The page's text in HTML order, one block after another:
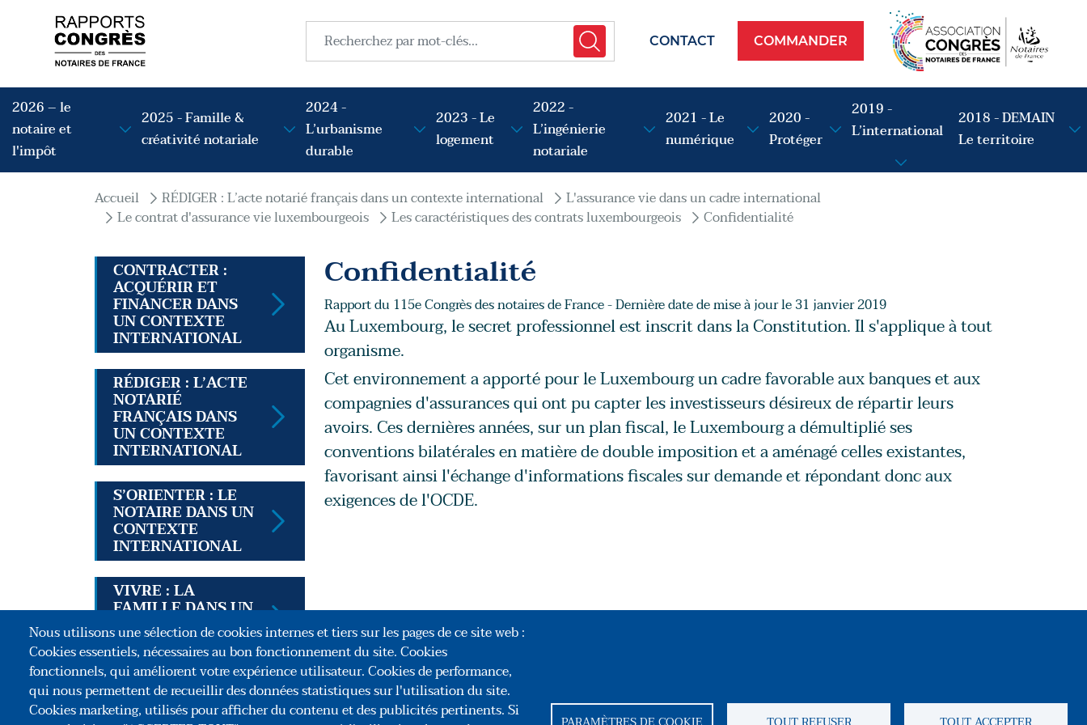
Rechercher
menu top
CONTACT Commander
COMMANDER
Navigation principale
2026 – le
notaire et
l'impôt
2025 - Famille &
créativité notariale
2024 -
L’urbanisme
durable
2023 - Le
logement
2022 -
L’ingénierie
notariale
2021 - Le
numérique
2020 -
Protéger
2019 -
L’international
2018 - DEMAIN
Le territoire
Fil d'Ariane
Accueil RÉDIGER : L’acte notarié français dans un contexte international
L'assurance vie dans un cadre international
Le contrat d'assurance vie luxembourgeois
Les caractéristiques des contrats luxembourgeois Confidentialité
CONTRACTER :
ACQUÉRIR ET
FINANCER DANS
UN CONTEXTE
INTERNATIONAL
RÉDIGER : L’ACTE
NOTARIÉ
FRANÇAIS DANS
UN CONTEXTE
INTERNATIONAL
S’ORIENTER : LE
NOTAIRE DANS UN
CONTEXTE
INTERNATIONAL
VIVRE : LA
FAMILLE DANS UN
CONTEXTE
INTERNATIONAL
Confidentialité
Rapport du 115e Congrès des notaires de France - Dernière date de mise à jour le 31 janvier 2019
Au Luxembourg, le secret professionnel est inscrit dans la Constitution. Il s'applique à tout
organisme.
Cet environnement a apporté pour le Luxembourg un cadre favorable aux banques et aux
compagnies d'assurances qui ont pu capter les investisseurs désireux de répartir leurs
avoirs. Ces dernières années, sur un plan fiscal, le Luxembourg a démultiplié ses
conventions bilatérales en matière de double imposition et a aménagé celles existantes,
favorisant ainsi l'échange d'informations fiscales sur demande et répondant donc aux
exigences de l'OCDE.
Nous utilisons une sélection de cookies internes et tiers sur les pages de ce site web :
Cookies essentiels, nécessaires au bon fonctionnement du site. Cookies
fonctionnels, qui améliorent votre expérience utilisateur. Cookies de performance,
qui nous permettent de recueillir des données statistiques sur l'utilisation du site.
Cookies marketing, utilisés pour afficher du contenu et des publicités pertinents. Si
Association Congrès des Notaires de France
Reseaux